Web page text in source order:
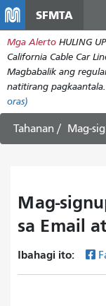
SFMTA
Mga Alerto HULING
California Cable Car
Magbabalik ang
natitirang pagkaantala.
oras)
Tahanan Mag-
Mag-
sa Email
Ibahagi ito: